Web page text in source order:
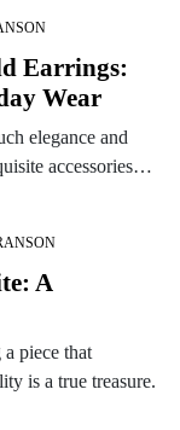
Earrings:
Wear
elegance and
accessories…
A
piece that
is a true treasure.